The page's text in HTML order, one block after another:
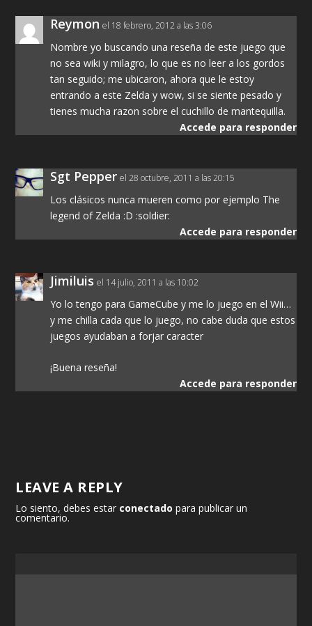
Reymon el 18 febrero, 2012 a las 3:06
Nombre yo buscando una reseña de este juego que
no sea wiki y milagro, lo que es no leer a los gordos
tan seguido; me ubicaron, ahora que le estoy
entrando a este Zelda y wow, si se siente pesado y
tienes mucha razon sobre el cuchillo de mantequilla.
Accede para responder
Sgt Pepper el 28 octubre, 2011 a las 20:15
Los clásicos nunca mueren como por ejemplo The
legend of Zelda :D :soldier:
Accede para responder
Jimiluis el 14 julio, 2011 a las 10:02
Yo lo tengo para GameCube y me lo juego en el Wii…
y me chilla cada que lo juego, no cabe duda que estos
juegos ayudaban a forjar caracter
¡Buena reseña!
Accede para responder
LEAVE A REPLY
Lo siento, debes estar conectado para publicar un
comentario.